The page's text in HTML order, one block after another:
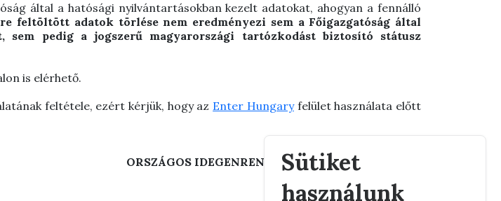
által a hatósági nyilvántartásokban kezelt adatokat, ahogyan a fennálló
feltöltött adatok törlése nem eredményezi sem a Főigazgatóság által
pedig a jogszerű magyarországi tartózkodást biztosító státusz
is elérhető.
feltétele, ezért kérjük, hogy az Enter Hungaryfelület használata előtt
ORSZÁGOS IDEGENRENDÉSZETI FŐIGAZGATÓSÁG
Sütiket
használunk